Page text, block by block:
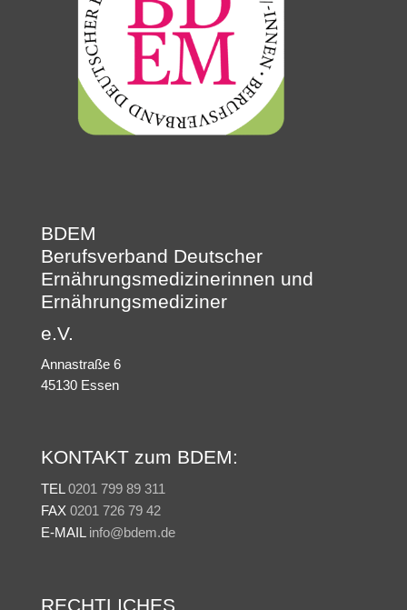
BDEM
Berufsverband Deutscher
Ernährungsmedizinerinnen und
Ernährungsmediziner
e.V.
Annastraße 6
45130 Essen
KONTAKT zum BDEM:
TEL 0201 799 89 311
FAX 0201 726 79 42
E-MAIL info@bdem.de
RECHTLICHES